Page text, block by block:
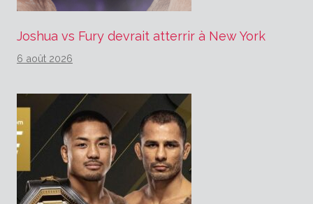
Joshua vs Fury devrait atterrir à New York
6 août 2026